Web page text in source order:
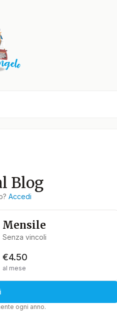
Blog
Accedi
Mensile
Senza vincoli
€4.50
al mese
ogni anno.